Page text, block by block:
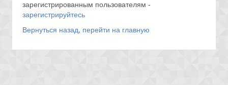
зарегистрированным пользователям -
зарегистрируйтесь
Вернуться назад, перейти на главную